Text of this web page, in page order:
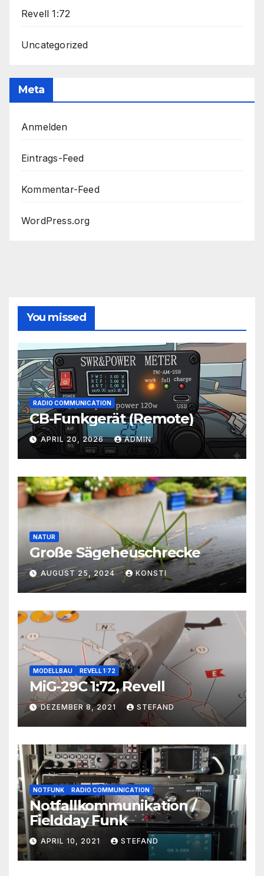
Revell 1:72
Uncategorized
Meta
Anmelden
Eintrags-Feed
Kommentar-Feed
WordPress.org
You missed
RADIO COMMUNICATION
CB-Funkgerät (Remote)
APRIL 20, 2026 ADMIN
NATUR
Große Sägeheuschrecke
AUGUST 25, 2024 KONSTI
MODELLBAU REVELL 1:72
MiG-29C 1:72, Revell
DEZEMBER 8, 2021 STEFAND
NOTFUNK RADIO COMMUNICATION
Notfallkommunikation /
Fieldday Funk
APRIL 10, 2021 STEFAND